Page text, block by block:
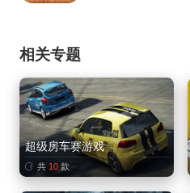
相关专题
超级房车赛游戏
共10 款